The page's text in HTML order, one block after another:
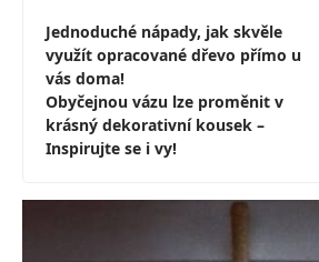
Jednoduché nápady, jak skvěle
využít opracované dřevo přímo u
vás doma!
Obyčejnou vázu lze proměnit v
krásný dekorativní kousek –
Inspirujte se i vy!